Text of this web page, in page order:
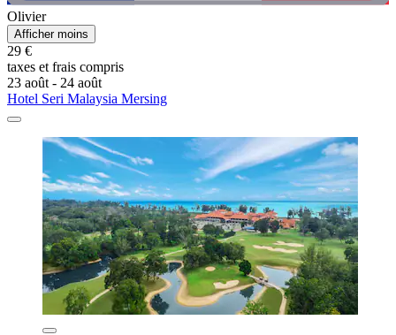
Olivier
Afficher moins
29 €
taxes et frais compris
23 août - 24 août
Hotel Seri Malaysia Mersing